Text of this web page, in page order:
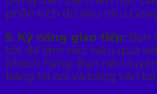
phân tích dữ liệu như
5. Kỹ năng giao tiếp: Bạn
tốt để làm việc hiệu quả
khách hàng. Bạn nên
bằng lời nói và bằng văn